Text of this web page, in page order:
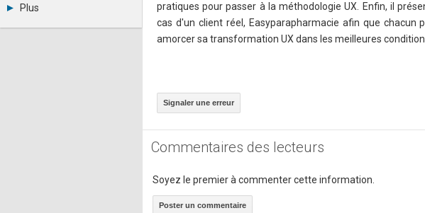
LinkedIn
Plus
Annonceurs
pratiques pour passer à la méthodologie UX. Enfin, il
cas d'un client réel, Easyparapharmacie afin que chacun
amorcer sa transformation UX dans les meilleures
Signaler une erreur
Commentaires des lecteurs
Soyez le premier à commenter cette information.
Poster un commentaire